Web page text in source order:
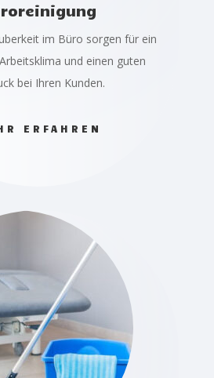
im Büro sorgen für ein
und einen guten
bei Ihren Kunden.
ERFAHREN